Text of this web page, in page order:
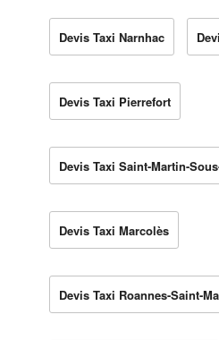
Devis Taxi Narnhac
Devis Taxi Pierrefort
Devis Taxi Saint-Martin-
Devis Taxi Marcolès
Devis Taxi Roannes-Saint-